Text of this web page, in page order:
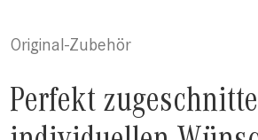
Original-Zubehör
Perfekt